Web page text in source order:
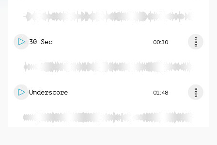
30 Sec 00:30
Underscore 01:48